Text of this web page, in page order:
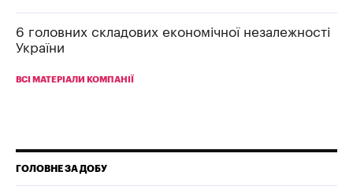
6 головних складових економічної незалежності
України
ВСІ МАТЕРІАЛИ КОМПАНІЇ
ГОЛОВНЕ ЗА ДОБУ